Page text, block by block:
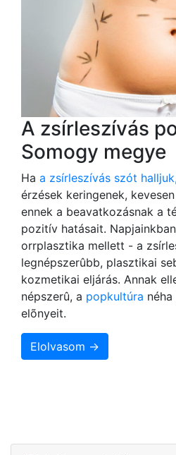
A zsírleszívás
Somogy megye
Ha a zsírleszívás szót
érzések keringenek,
ennek a beavatkozásnak a
pozitív hatásait.
orrplasztika mellett - a
legnépszerûbb, plasztikai
kozmetikai eljárás. Annak
népszerû, a popkultúra
elõnyeit.
Elolvasom →